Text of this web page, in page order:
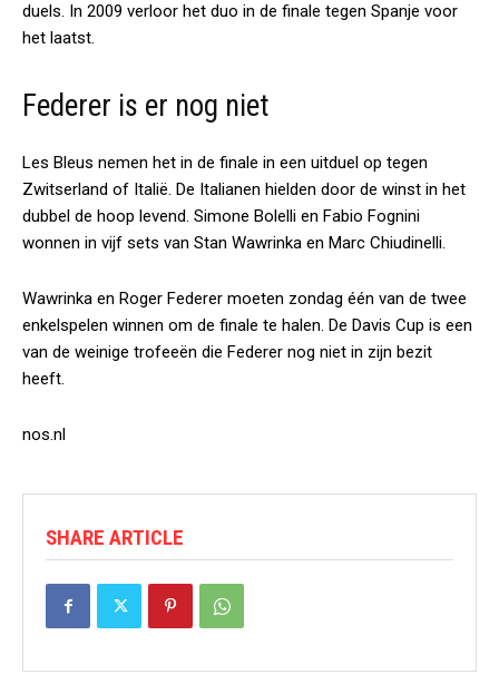
duels. In 2009 verloor het duo in de finale tegen Spanje voor
het laatst.
Federer is er nog niet
Les Bleus nemen het in de finale in een uitduel op tegen
Zwitserland of Italië. De Italianen hielden door de winst in het
dubbel de hoop levend. Simone Bolelli en Fabio Fognini
wonnen in vijf sets van Stan Wawrinka en Marc Chiudinelli.
Wawrinka en Roger Federer moeten zondag één van de twee
enkelspelen winnen om de finale te halen. De Davis Cup is een
van de weinige trofeeën die Federer nog niet in zijn bezit
heeft.
nos.nl
SHARE ARTICLE